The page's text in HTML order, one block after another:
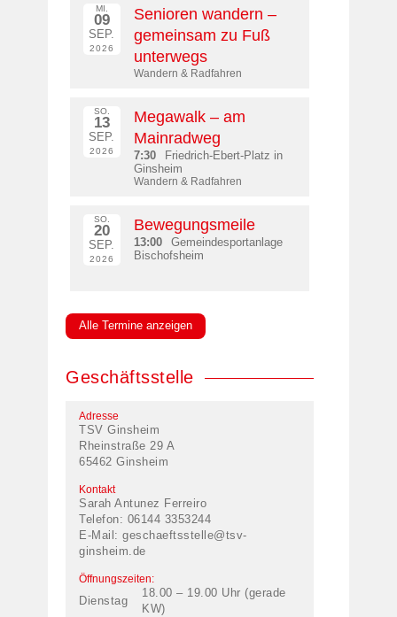
MI.
09
SEP.
2026
Senioren wandern –
gemeinsam zu Fuß
unterwegs
Wandern & Radfahren
SO.
13
SEP.
2026
Megawalk – am
Mainradweg
7:30
Friedrich-Ebert-Platz in
Ginsheim
Wandern & Radfahren
SO.
20
SEP.
2026
Bewegungsmeile
13:00
Gemeindesportanlage
Bischofsheim
Alle Termine anzeigen
Geschäftsstelle
Adresse
TSV Ginsheim
Rheinstraße 29 A
65462 Ginsheim
Kontakt
Sarah Antunez Ferreiro
Telefon: 06144 3353244
E-Mail: geschaeftsstelle@tsv-
ginsheim.de
Öffnungszeiten:
Dienstag
18.00 – 19.00 Uhr (gerade
KW)